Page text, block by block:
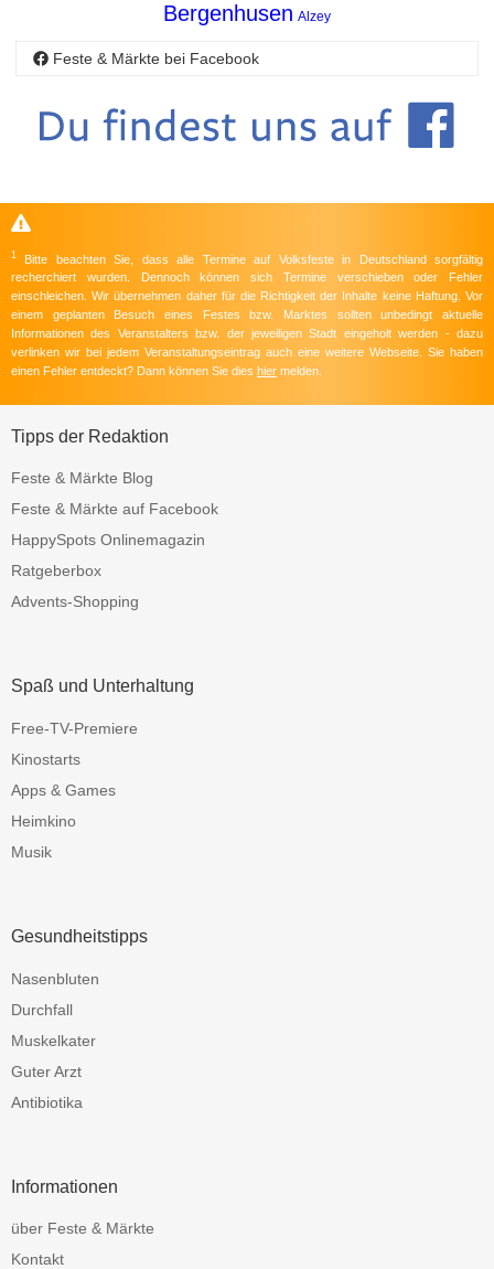
Bergenhusen Alzey
Feste & Märkte bei Facebook
1
Bitte beachten Sie, dass alle Termine auf Volksfeste in Deutschland sorgfältig
recherchiert wurden. Dennoch können sich Termine verschieben oder Fehler
einschleichen. Wir übernehmen daher für die Richtigkeit der Inhalte keine Haftung. Vor
einem geplanten Besuch eines Festes bzw. Marktes sollten unbedingt aktuelle
Informationen des Veranstalters bzw. der jeweiligen Stadt eingeholt werden - dazu
verlinken wir bei jedem Veranstaltungseintrag auch eine weitere Webseite. Sie haben
einen Fehler entdeckt? Dann können Sie dies hier melden.
Tipps der Redaktion
Feste & Märkte Blog
Feste & Märkte auf Facebook
HappySpots Onlinemagazin
Ratgeberbox
Advents-Shopping
Spaß und Unterhaltung
Free-TV-Premiere
Kinostarts
Apps & Games
Heimkino
Musik
Gesundheitstipps
Nasenbluten
Durchfall
Muskelkater
Guter Arzt
Antibiotika
Informationen
über Feste & Märkte
Kontakt